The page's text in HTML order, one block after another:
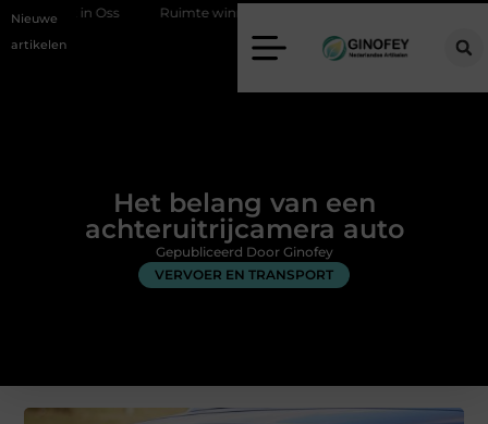
Nieuwe
artikelen
Ruimte winnen in de slaapkamer met een boxspring met
Het belang van een
achteruitrijcamera auto
VERVOER EN TRANSPORT
Gepubliceerd Door Ginofey